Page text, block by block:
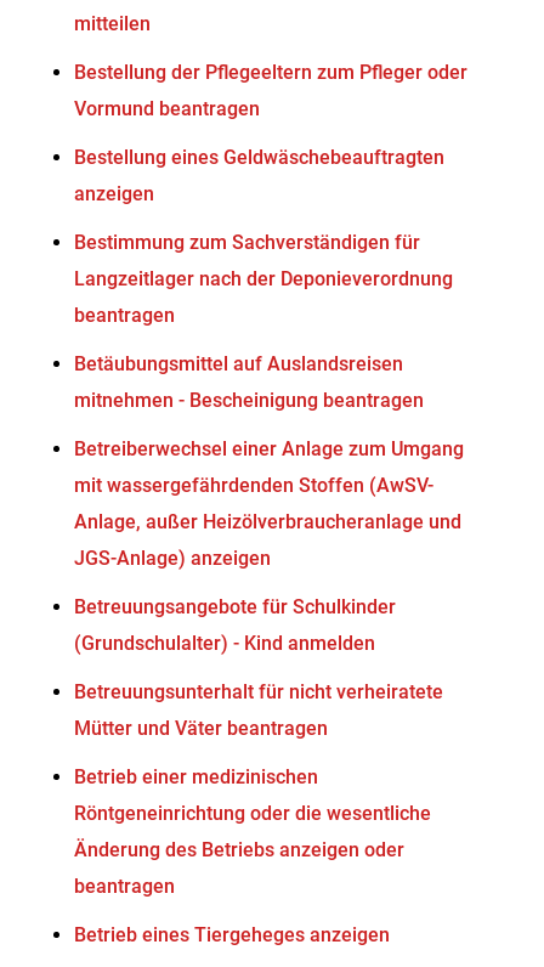
mitteilen
Bestellung der Pflegeeltern zum Pfleger oder
Vormund beantragen
Bestellung eines Geldwäschebeauftragten
anzeigen
Bestimmung zum Sachverständigen für
Langzeitlager nach der Deponieverordnung
beantragen
Betäubungsmittel auf Auslandsreisen
mitnehmen - Bescheinigung beantragen
Betreiberwechsel einer Anlage zum Umgang
mit wassergefährdenden Stoffen (AwSV-
Anlage, außer Heizölverbraucheranlage und
JGS-Anlage) anzeigen
Betreuungsangebote für Schulkinder
(Grundschulalter) - Kind anmelden
Betreuungsunterhalt für nicht verheiratete
Mütter und Väter beantragen
Betrieb einer medizinischen
Röntgeneinrichtung oder die wesentliche
Änderung des Betriebs anzeigen oder
beantragen
Betrieb eines Tiergeheges anzeigen